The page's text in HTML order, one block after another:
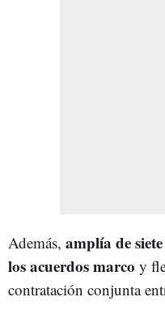
Además, amplía de
los acuerdos marco y
contratación conjunta